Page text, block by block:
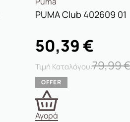
PUMA Club 402609 01
79,99€
50,39 €
Αγορά